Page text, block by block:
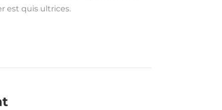
est quis ultrices.